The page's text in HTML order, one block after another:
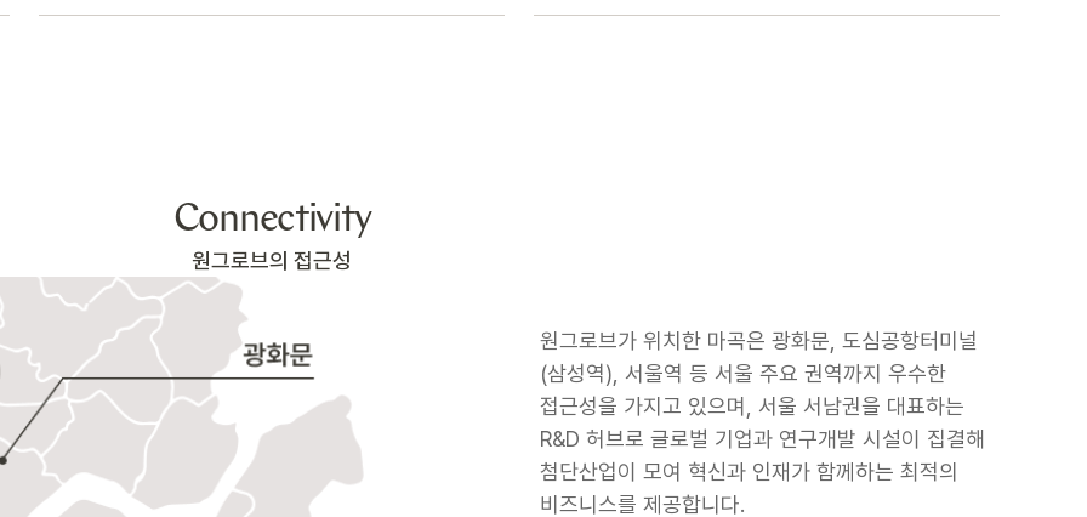
Connectivity
원그로브의 접근성
원그로브가 위치한 마곡은 광화문, 도심공항터미널
(삼성역), 서울역 등 서울 주요 권역까지 우수한
접근성을 가지고 있으며, 서울 서남권을 대표하는
R&D 허브로 글로벌 기업과 연구개발 시설이 집결해
첨단산업이 모여 혁신과 인재가 함께하는 최적의
비즈니스를 제공합니다.